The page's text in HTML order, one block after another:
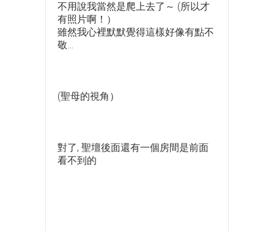
不用說我當然是爬上去了～ (所以才
有照片啊！）
雖然我心裡默默覺得這樣好像有點不
敬…
(聖母的視角）
對了, 聖壇後面還有一個房間是前面
看不到的